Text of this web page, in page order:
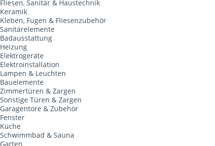
Fliesen, Sanitär & Haustechnik
Keramik
Kleben, Fugen & Fliesenzubehör
Sanitärelemente
Badausstattung
Heizung
Elektrogeräte
Elektroinstallation
Lampen & Leuchten
Bauelemente
Zimmertüren & Zargen
Sonstige Türen & Zargen
Garagentore & Zubehör
Fenster
Küche
Schwimmbad & Sauna
Garten